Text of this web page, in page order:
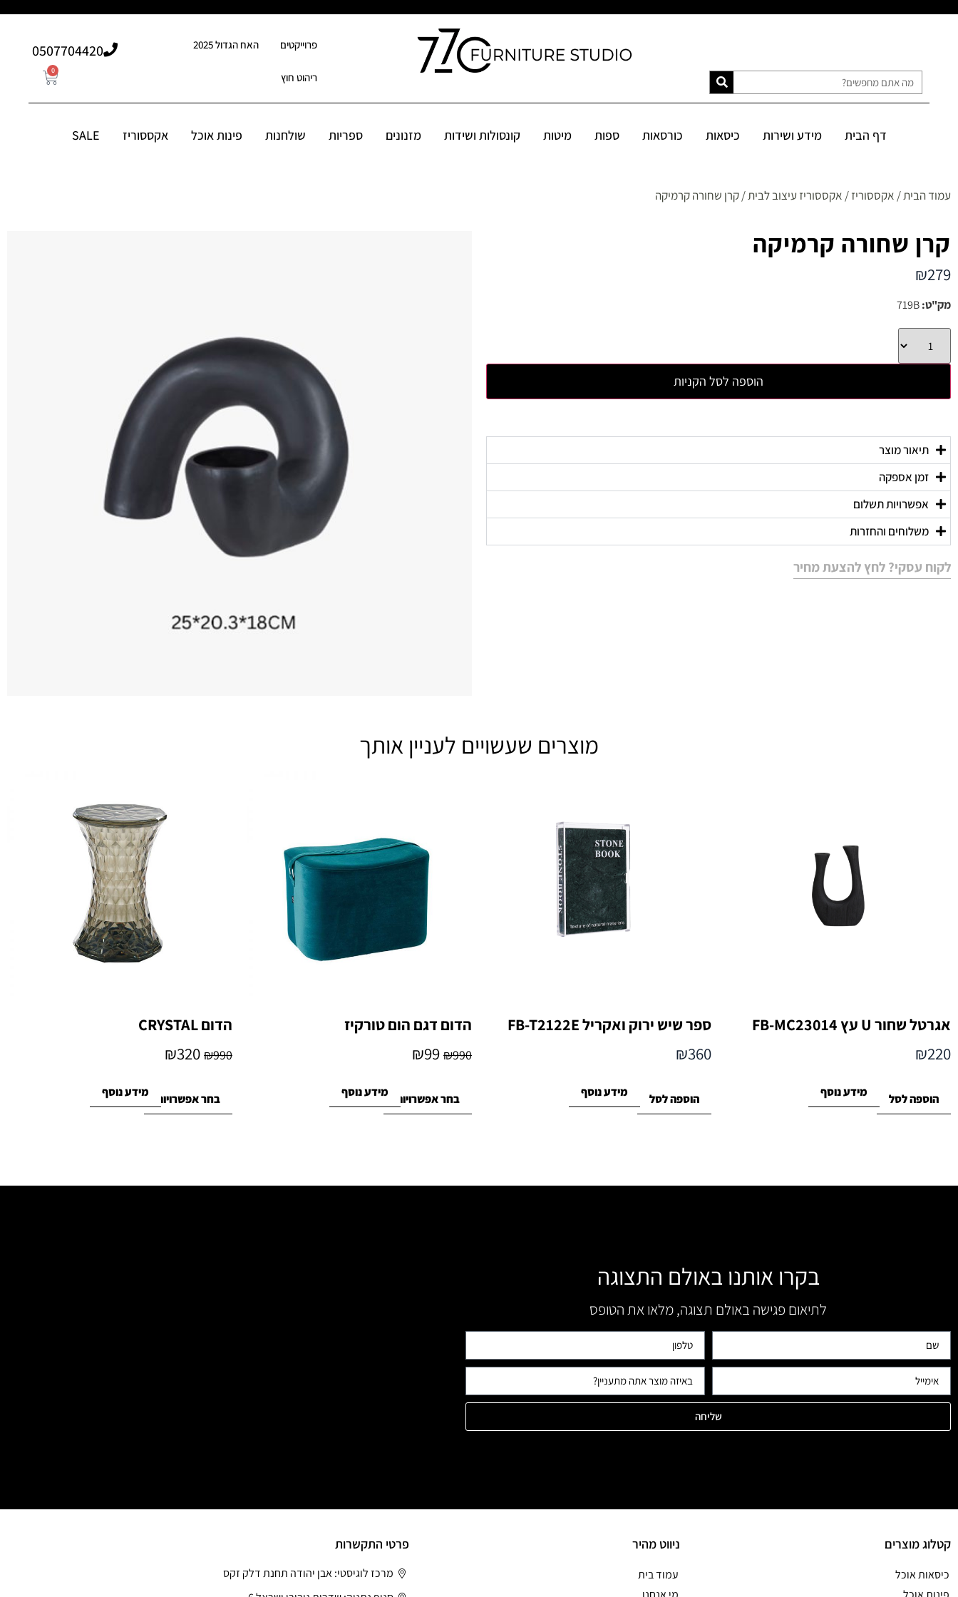
פרוייקטים האח הגדול 2025
ריהוט חוץ
507704420⁩0
0
דף הבית מידע ושירות כיסאות כורסאות ספות מיטות קונסולות ושידות מזנונים ספריות שולחנות פינות אוכל אקססוריז SALE
עמוד הבית/ אקססוריז/ אקססוריז עיצוב לבית/ קרן שחורה קרמיקה
קרן שחורה קרמיקה
₪279
מק"ט:719B
הוספה לסל הקניות
תיאור מוצר
זמן אספקה
אפשרויות תשלום
משלוחים והחזרות
לקוח עסקי? לחץ להצעת מחיר
מוצרים שעשויים לעניין אותך
אגרטל שחור U עץ FB-MC23014
₪220
הוספה לסל מידע נוסף
ספר שיש ירוק ואקריל FB-T2122E
₪360
הוספה לסל מידע נוסף
הדום דגם הום טורקיז
₪990
₪99
בחר אפשרויות מידע נוסף
הדום CRYSTAL
₪990
₪320
בחר אפשרויות מידע נוסף
בקרו אותנו באולם התצוגה
לתיאום פגישה באולם תצוגה, מלאו את הטופס
שליחה
קטלוג מוצרים
כיסאות אוכל
ניווט מהיר
עמוד בית
פרטי התקשרות
מרכז לוגיסטי: אבן יהודה תחנת דלק זקס